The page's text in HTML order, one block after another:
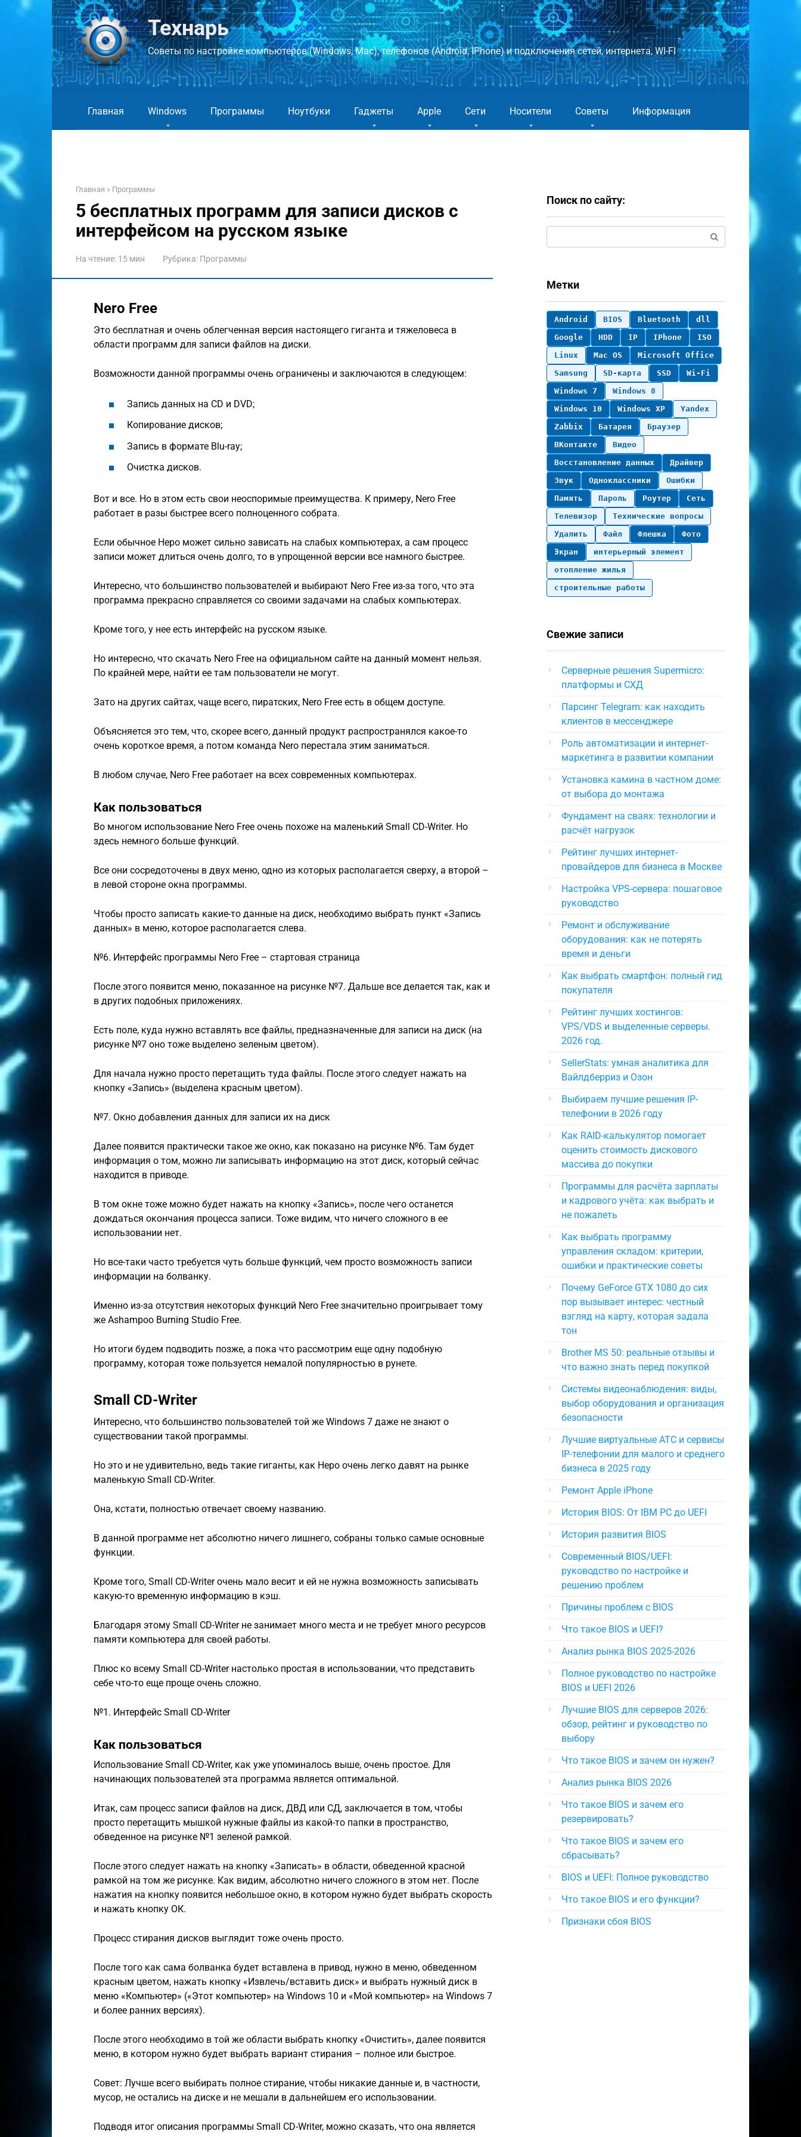
Перейти
Технарь
Советы по настройке компьютеров (Windows, Mac), телефонов (Android, IPhone) и подключения сетей, интернета, WI-FI
Главная Windows Программы Ноутбуки Гаджеты Apple Сети Носители Советы Информация
Главная » Программы
5 бесплатных программ для записи дисков с
интерфейсом на русском языке
На чтение: 15 мин Рубрика: Программы
Nero Free
Это бесплатная и очень облегченная версия настоящего гиганта и тяжеловеса в
области программ для записи файлов на диски.
Возможности данной программы очень ограничены и заключаются в следующем:
Запись данных на CD и DVD;
Копирование дисков;
Запись в формате Blu-ray;
Очистка дисков.
Вот и все. Но в этом есть свои неоспоримые преимущества. К примеру, Nero Free
работает в разы быстрее всего полноценного собрата.
Если обычное Неро может сильно зависать на слабых компьютерах, а сам процесс
записи может длиться очень долго, то в упрощенной версии все намного быстрее.
Интересно, что большинство пользователей и выбирают Nero Free из-за того, что эта
программа прекрасно справляется со своими задачами на слабых компьютерах.
Кроме того, у нее есть интерфейс на русском языке.
Но интересно, что скачать Nero Free на официальном сайте на данный момент нельзя.
По крайней мере, найти ее там пользователи не могут.
Зато на других сайтах, чаще всего, пиратских, Nero Free есть в общем доступе.
Объясняется это тем, что, скорее всего, данный продукт распространялся какое-то
очень короткое время, а потом команда Nero перестала этим заниматься.
В любом случае, Nero Free работает на всех современных компьютерах.
Как пользоваться
Во многом использование Nero Free очень похоже на маленький Small CD-Writer. Но
здесь немного больше функций.
Все они сосредоточены в двух меню, одно из которых располагается сверху, а второй –
в левой стороне окна программы.
Чтобы просто записать какие-то данные на диск, необходимо выбрать пункт «Запись
данных» в меню, которое располагается слева.
№6. Интерфейс программы Nero Free – стартовая страница
После этого появится меню, показанное на рисунке №7. Дальше все делается так, как и
в других подобных приложениях.
Есть поле, куда нужно вставлять все файлы, предназначенные для записи на диск (на
рисунке №7 оно тоже выделено зеленым цветом).
Для начала нужно просто перетащить туда файлы. После этого следует нажать на
кнопку «Запись» (выделена красным цветом).
№7. Окно добавления данных для записи их на диск
Далее появится практически такое же окно, как показано на рисунке №6. Там будет
информация о том, можно ли записывать информацию на этот диск, который сейчас
находится в приводе.
В том окне тоже можно будет нажать на кнопку «Запись», после чего останется
дождаться окончания процесса записи. Тоже видим, что ничего сложного в ее
использовании нет.
Но все-таки часто требуется чуть больше функций, чем просто возможность записи
информации на болванку.
Именно из-за отсутствия некоторых функций Nero Free значительно проигрывает тому
же Ashampoo Burning Studio Free.
Но итоги будем подводить позже, а пока что рассмотрим еще одну подобную
программу, которая тоже пользуется немалой популярностью в рунете.
Small CD-Writer
Интересно, что большинство пользователей той же Windows 7 даже не знают о
существовании такой программы.
Но это и не удивительно, ведь такие гиганты, как Неро очень легко давят на рынке
маленькую Small CD-Writer.
Она, кстати, полностью отвечает своему названию.
В данной программе нет абсолютно ничего лишнего, собраны только самые основные
функции.
Кроме того, Small CD-Writer очень мало весит и ей не нужна возможность записывать
какую-то временную информацию в кэш.
Благодаря этому Small CD-Writer не занимает много места и не требует много ресурсов
памяти компьютера для своей работы.
Плюс ко всему Small CD-Writer настолько простая в использовании, что представить
себе что-то еще проще очень сложно.
№1. Интерфейс Small CD-Writer
Как пользоваться
Использование Small CD-Writer, как уже упоминалось выше, очень простое. Для
начинающих пользователей эта программа является оптимальной.
Итак, сам процесс записи файлов на диск, ДВД или СД, заключается в том, чтобы
просто перетащить мышкой нужные файлы из какой-то папки в пространство,
обведенное на рисунке №1 зеленой рамкой.
После этого следует нажать на кнопку «Записать» в области, обведенной красной
рамкой на том же рисунке. Как видим, абсолютно ничего сложного в этом нет. После
нажатия на кнопку появится небольшое окно, в котором нужно будет выбрать скорость
и нажать кнопку ОК.
Процесс стирания дисков выглядит тоже очень просто.
После того как сама болванка будет вставлена в привод, нужно в меню, обведенном
красным цветом, нажать кнопку «Извлечь/вставить диск» и выбрать нужный диск в
меню «Компьютер» («Этот компьютер» на Windows 10 и «Мой компьютер» на Windows 7
и более ранних версиях).
После этого необходимо в той же области выбрать кнопку «Очистить», далее появится
меню, в котором нужно будет выбрать вариант стирания – полное или быстрое.
Совет: Лучше всего выбирать полное стирание, чтобы никакие данные и, в частности,
мусор, не остались на диске и не мешали в дальнейшем его использовании.
Подводя итог описания программы Small CD-Writer, можно сказать, что она является
Поиск по сайту:
Метки
Android BIOS Bluetooth
dll
Google
HDD IP IPhone
ISO
Linux
Mac OS
Microsoft Office
Samsung
SD-карта SSD
Wi-Fi
Windows 7
Windows 8
Windows 10
Windows XP
Yandex
Zabbix
Батарея
Браузер
ВКонтакте
Видео
Восстановление данных
Драйвер
Звук
Одноклассники
Ошибки
Память
Пароль Роутер
Сеть
Телевизор
Технические вопросы
Удалить
Файл Флешка
Фото
Экран
интерьерный элемент
отопление жилья
строительные работы
Свежие записи
Серверные решения Supermicro:
платформы и СХД
Парсинг Telegram: как находить
клиентов в мессенджере
Роль автоматизации и интернет-
маркетинга в развитии компании
Установка камина в частном доме:
от выбора до монтажа
Фундамент на сваях: технологии и
расчёт нагрузок
Рейтинг лучших интернет-
провайдеров для бизнеса в Москве
Настройка VPS-сервера: пошаговое
руководство
Ремонт и обслуживание
оборудования: как не потерять
время и деньги
Как выбрать смартфон: полный гид
покупателя
Рейтинг лучших хостингов:
VPS/VDS и выделенные серверы.
2026 год.
SellerStats: умная аналитика для
Вайлдберриз и Озон
Выбираем лучшие решения IP-
телефонии в 2026 году
Как RAID-калькулятор помогает
оценить стоимость дискового
массива до покупки
Программы для расчёта зарплаты
и кадрового учёта: как выбрать и
не пожалеть
Как выбрать программу
управления складом: критерии,
ошибки и практические советы
Почему GeForce GTX 1080 до сих
пор вызывает интерес: честный
взгляд на карту, которая задала
тон
Brother MS 50: реальные отзывы и
что важно знать перед покупкой
Системы видеонаблюдения: виды,
выбор оборудования и организация
безопасности
Лучшие виртуальные АТС и сервисы
IP-телефонии для малого и среднего
бизнеса в 2025 году
Ремонт Apple iPhone
История BIOS: От IBM PC до UEFI
История развития BIOS
Современный BIOS/UEFI:
руководство по настройке и
решению проблем
Причины проблем с BIOS
Что такое BIOS и UEFI?
Анализ рынка BIOS 2025-2026
Полное руководство по настройке
BIOS и UEFI 2026
Лучшие BIOS для серверов 2026:
обзор, рейтинг и руководство по
выбору
Что такое BIOS и зачем он нужен?
Анализ рынка BIOS 2026
Что такое BIOS и зачем его
резервировать?
Что такое BIOS и зачем его
сбрасывать?
BIOS и UEFI: Полное руководство
Что такое BIOS и его функции?
Признаки сбоя BIOS